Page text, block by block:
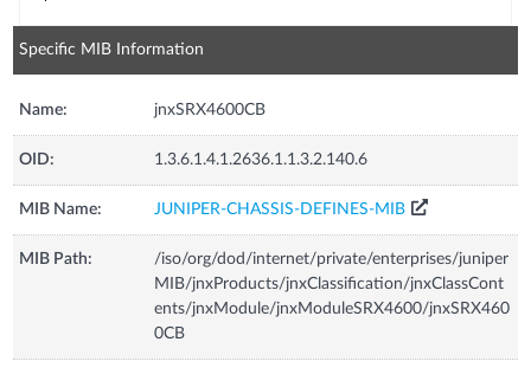
Specific MIB Information
Name: jnxSRX4600CB
OID: 1.3.6.1.4.1.2636.1.1.3.2.140.6
MIB Name: JUNIPER-CHASSIS-DEFINES-MIB
MIB Path:
/iso/org/dod/internet/private/enterprises/juniper
MIB/jnxProducts/jnxClassification/jnxClassCont
ents/jnxModule/jnxModuleSRX4600/jnxSRX460
0CB